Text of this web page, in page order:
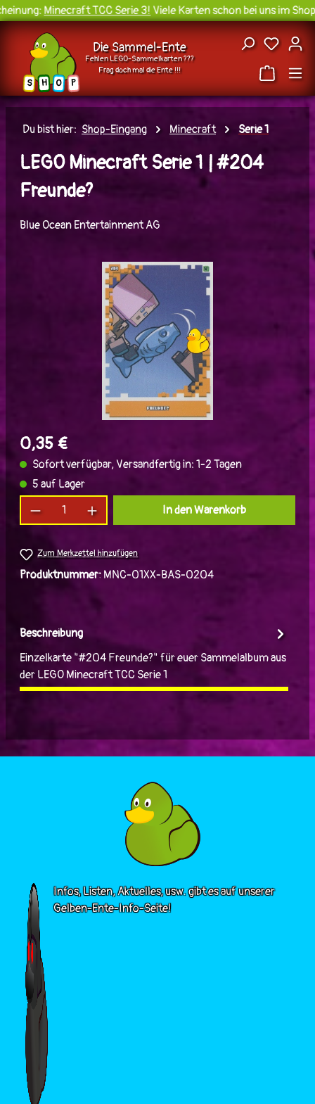
Zum Hauptinhalt springen
Minecraft TCC Serie 3!Viele Karten schon bei uns im Shop
S H O P
Die Sammel-Ente
Fehlen LEGO-Sammelkarten ???
Frag doch mal die Ente !!!
Du
Du bist hier: Shop-Eingang Minecraft Serie 1
LEGO Minecraft Serie 1 | #204
Freunde?
Blue Ocean Entertainment AG
Bildergalerie überspringen
0,35 €
Sofort verfügbar, Versandfertig in: 1-2 Tagen
5 auf Lager
Produkt Anzahl: Gib den gewünschten Wert
In den Warenkorb
Zum Merkzettel hinzufügen
Produktnummer: MNC-01XX-BAS-0204
Beschreibung
Einzelkarte "#204 Freunde?" für euer Sammelalbum aus
der LEGO Minecraft TCC Serie 1
Infos, Listen, Aktuelles, usw. gibt es auf unserer
Gelben-Ente-Info-Seite!